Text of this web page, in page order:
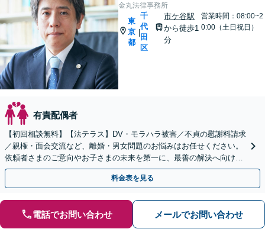
金丸法律事務所
東
京
都
|
千
代
田
区
市ケ谷駅
から徒歩1
分
営業時間：08:00~2
0:00（土日祝日）
有責配偶者
【初回相談無料】【法テラス】DV・モラハラ被害／不貞の慰謝料請求
／親権・面会交流など、離婚・男女問題のお悩みはお任せください。
依頼者さまのご意向やお子さまの未来を第一に、最善の解決へ向けて
サポートいたします【子連れ相談】【市ヶ谷駅1分】
料金表を見る
電話でお問い合わせ メールでお問い合わせ